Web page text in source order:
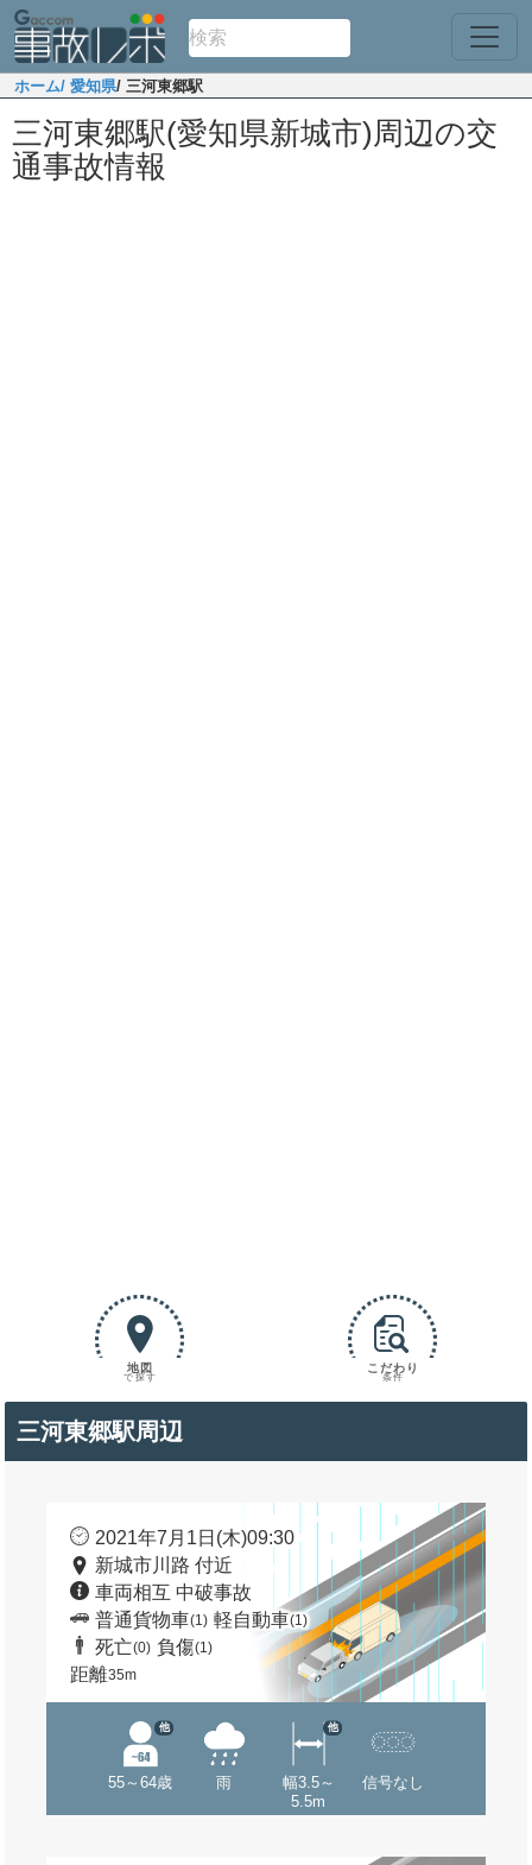
ホーム/ 愛知県/ 三河東郷駅
三河東郷駅(愛知県新城市)周辺の交
通事故情報
地図
で探す
こだわり
条件
三河東郷駅周辺
2021年7月1日(木)09:30
新城市川路 付近
車両相互 中破事故
普通貨物車(1) 軽自動車(1)
死亡(0) 負傷(1)
距離35m
55～64歳
他
雨
幅3.5～
5.5m
他
信号なし